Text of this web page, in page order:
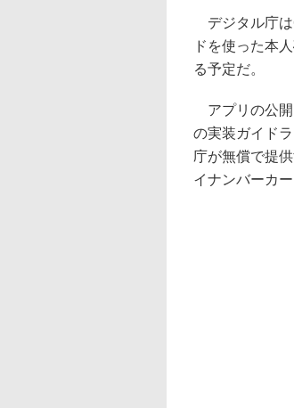
デジタル庁は
ドを使った本
る予定だ。
アプリの公開
の実装ガイド
庁が無償で提
イナンバーカ